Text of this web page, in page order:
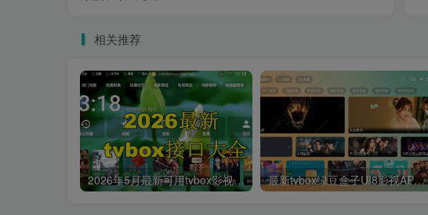
相关推荐
2026年5月最新可用tvbox影视仓接口大全 最新tvbox绿豆盒子UI8影视APP源码新增后台添加直播及加密功能 TV端影视APP反编译源码支持会员系统/代理系统/直播/自带免签收款/批量生成卡密